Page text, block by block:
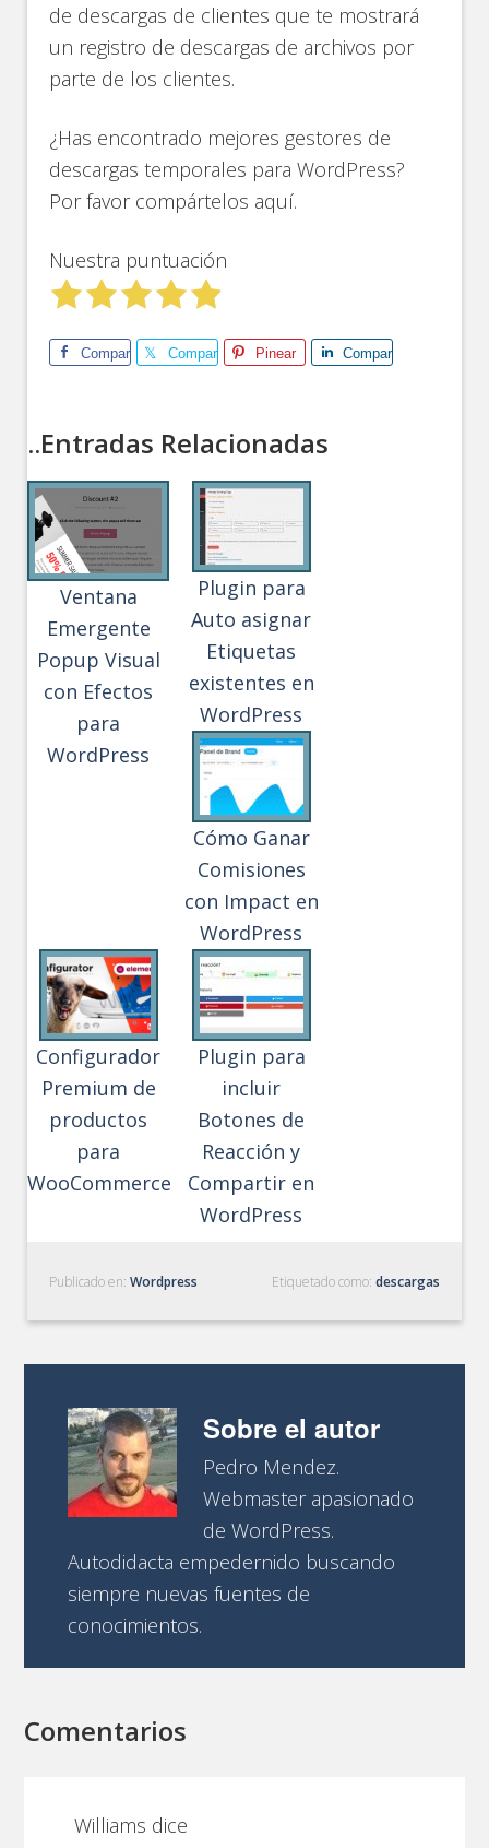
de descargas de clientes que te mostrará
un registro de descargas de archivos por
parte de los clientes.
¿Has encontrado mejores gestores de
descargas temporales para WordPress?
Por favor compártelos aquí.
Nuestra puntuación
Comparte Comparte Pinear Comparte
..Entradas Relacionadas
Ventana
Emergente
Popup Visual
con Efectos
para
WordPress
Plugin para
Auto asignar
Etiquetas
existentes en
WordPress
Cómo Ganar
Comisiones
con Impact en
WordPress
Configurador
Premium de
productos
para
WooCommerce
Plugin para
incluir
Botones de
Reacción y
Compartir en
WordPress
Publicado en:Wordpress Etiquetado como: descargas
Sobre el autor
Pedro Mendez.
Webmaster apasionado
de WordPress.
Autodidacta empedernido buscando
siempre nuevas fuentes de
conocimientos.
Comentarios
Williams dice